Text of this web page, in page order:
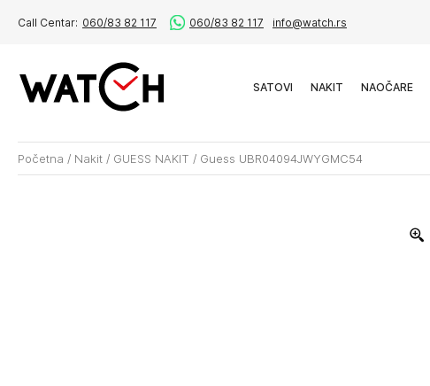
Call Centar: 060/83 82 117 060/83 82 117 info@watch.rs
SATOVI NAKIT NAOČARE
Početna / Nakit / GUESS NAKIT / Guess UBR04094JWYGMC54